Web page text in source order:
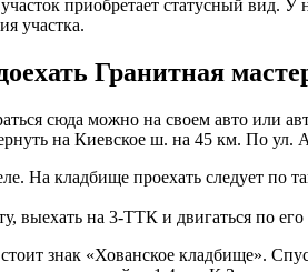
приобретает статусный вид. У
участка.
Гранитная
сюда можно на своем авто или
на Киевское ш. на 45 км. По ул.
На кладбище проехать следует по
выехать на 3-ТТК и двигаться по его
знак «Хованское кладбище».